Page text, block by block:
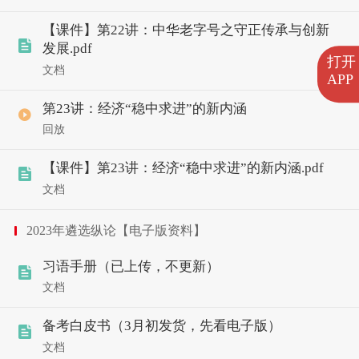
打开
APP
【课件】第22讲：中华老字号之守正传承与创新
发展.pdf
文档
第23讲：经济“稳中求进”的新内涵
回放
【课件】第23讲：经济“稳中求进”的新内涵.pdf
文档
2023年遴选纵论【电子版资料】
习语手册（已上传，不更新）
文档
备考白皮书（3月初发货，先看电子版）
文档